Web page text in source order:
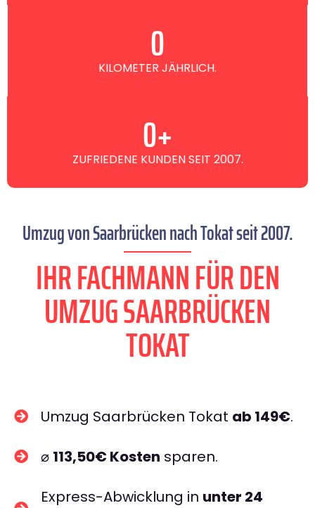
KILOMETER JÄHRLICH.
0
ZUFRIEDENE KUNDEN SEIT 2007.
0+
Umzug von Saarbrücken nach Tokat seit 2007.
IHR FACHMANN FÜR DEN
UMZUG SAARBRÜCKEN
TOKAT
Umzug Saarbrücken Tokat ab 149€.
⌀ 113,50€ Kosten sparen.
Express-Abwicklung in unter 24